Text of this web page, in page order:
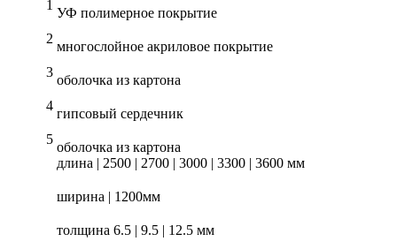
УФ полимерное покрытие
многослойное акриловое покрытие
оболочка из картона
гипсовый сердечник
оболочка из картона
длина | 2500 | 2700 | 3000 | 3300 | 3600 мм
ширина | 1200мм
толщина 6.5 | 9.5 | 12.5 мм